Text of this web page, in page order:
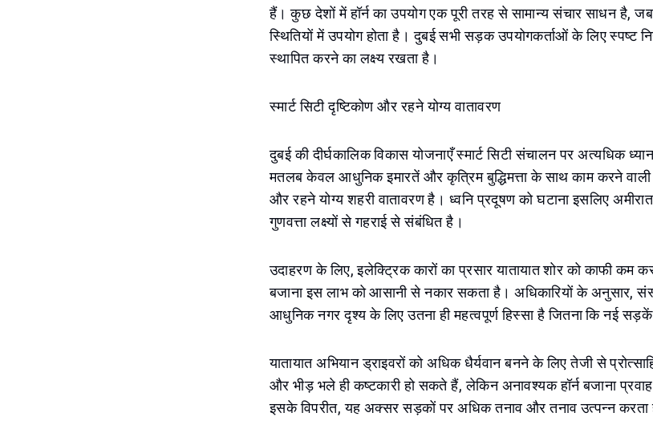
हैं। कुछ देशों में हॉर्न का उपयोग एक पूरी तरह से सामान्य संचार साधन है,
स्थितियों में उपयोग होता है। दुबई सभी सड़क उपयोगकर्ताओं के लिए स्पष्ट
स्थापित करने का लक्ष्य रखता है।
स्मार्ट सिटी दृष्टिकोण और रहने योग्य वातावरण
दुबई की दीर्घकालिक विकास योजनाएँ स्मार्ट सिटी संचालन पर अत्यधिक
मतलब केवल आधुनिक इमारतें और कृत्रिम बुद्धिमत्ता के साथ काम करने वाली
और रहने योग्य शहरी वातावरण है। ध्वनि प्रदूषण को घटाना इसलिए
गुणवत्ता लक्ष्यों से गहराई से संबंधित है।
उदाहरण के लिए, इलेक्ट्रिक कारों का प्रसार यातायात शोर को काफी कम
बजाना इस लाभ को आसानी से नकार सकता है। अधिकारियों के अनुसार,
आधुनिक नगर दृश्य के लिए उतना ही महत्वपूर्ण हिस्सा है जितना कि नई सड़कें
यातायात अभियान ड्राइवरों को अधिक धैर्यवान बनने के लिए तेजी से
और भीड़ भले ही कष्टकारी हो सकते हैं, लेकिन अनावश्यक हॉर्न बजाना
इसके विपरीत, यह अक्सर सड़कों पर अधिक तनाव और तनाव उत्पन्न करता